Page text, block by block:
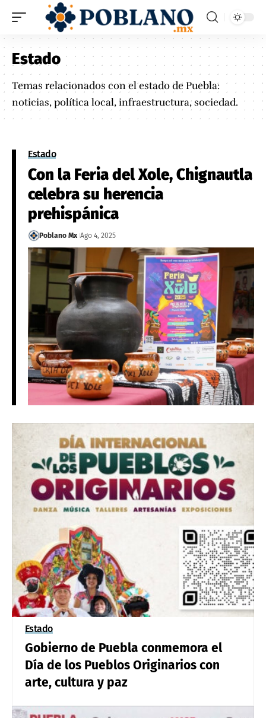
Estado
Temas relacionados con el estado de Puebla:
noticias, política local, infraestructura, sociedad.
Estado
Con la Feria del Xole, Chignautla
celebra su herencia
prehispánica
Poblano Mx Ago 4, 2025
Estado
Gobierno de Puebla conmemora el
Día de los Pueblos Originarios con
arte, cultura y paz